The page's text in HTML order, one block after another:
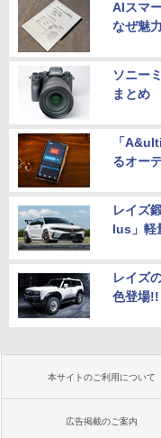
AIスマ
なぜ魅
ソニー
まとめ
「
るオー
レイズ
lus」軽
レイズ
色登場!!
本サイトのご利用について
広告掲載のご案内